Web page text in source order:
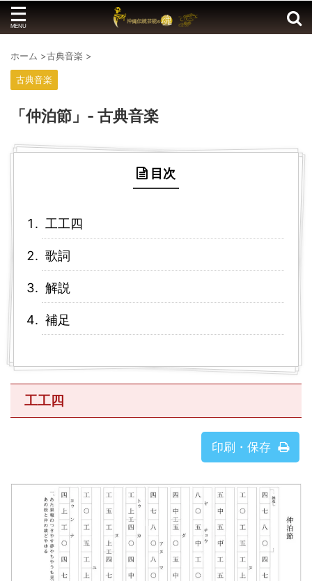
ホーム >古典音楽 >
古典音楽
「仲泊節」- 古典音楽
目次
工工四
歌詞
解説
補足
工工四
印刷・保存